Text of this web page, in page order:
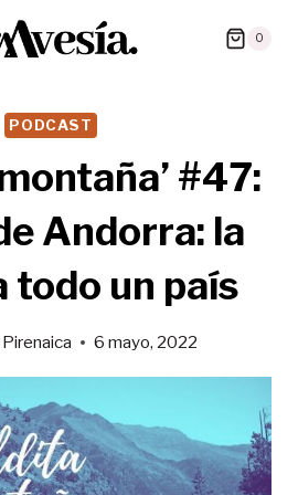
0
PODCAST
#47:
Andorra: la
todo un país
6 mayo, 2022